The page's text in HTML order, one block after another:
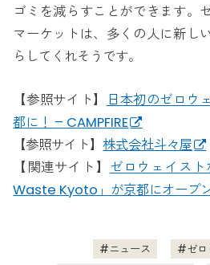
ゴミを減らすことができます。
マーケットは、多くの人に新し
らしてくれそうです。
【参照サイト】
日本初のゼロウ
都に！ – CAMPFIRE
【参照サイト】株式会社斗々屋
【関連サイト】 ゼロウェイス
Waste Kyoto」が京都にオープ
ニュース
ゼ